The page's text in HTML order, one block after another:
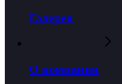
Галерея
О компании